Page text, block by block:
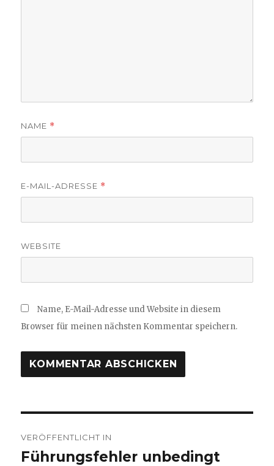
NAME *
E-MAIL-ADRESSE *
WEBSITE
Name, E-Mail-Adresse und Website in diesem
Browser für meinen nächsten Kommentar speichern.
VERÖFFENTLICHT IN
Führungsfehler unbedingt